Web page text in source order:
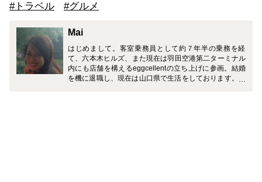
#トラベル #グルメ
Mai
はじめまして。客室乗務員として約７年半の乗務を経
て、六本木ヒルズ、また現在は羽田空港第二ターミナル
内にも店舗を構えるeggcellentの立ち上げに参画。結婚
を機に退職し、現在は山口県で生活をしております。 C